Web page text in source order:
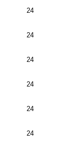
24
24
24
24
24
24